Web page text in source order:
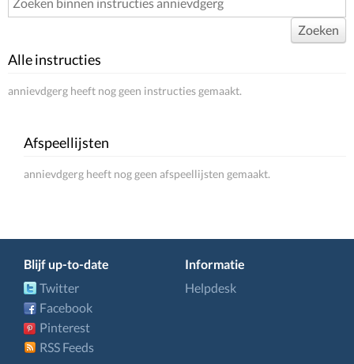
Zoeken
Alle instructies
annievdgerg heeft nog geen instructies gemaakt.
Afspeellijsten
annievdgerg heeft nog geen afspeellijsten gemaakt.
Blijf up-to-date
Twitter
Facebook
Pinterest
RSS Feeds
Informatie
Helpdesk